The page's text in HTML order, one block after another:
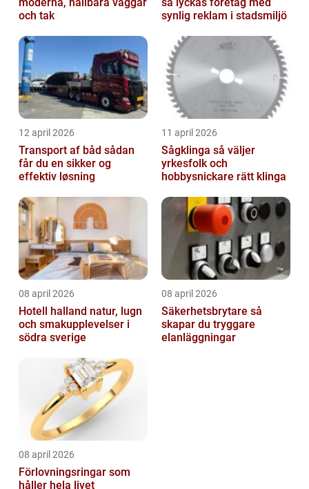
och tak
synlig reklam i stadsmiljö
12 april 2026
Transport af båd sådan
får du en sikker og
effektiv løsning
11 april 2026
Sågklinga så väljer
yrkesfolk och
hobbysnickare rätt klinga
08 april 2026
Hotell halland natur, lugn
och smakupplevelser i
södra sverige
08 april 2026
Säkerhetsbrytare så
skapar du tryggare
elanläggningar
08 april 2026
Förlovningsringar som
håller hela livet